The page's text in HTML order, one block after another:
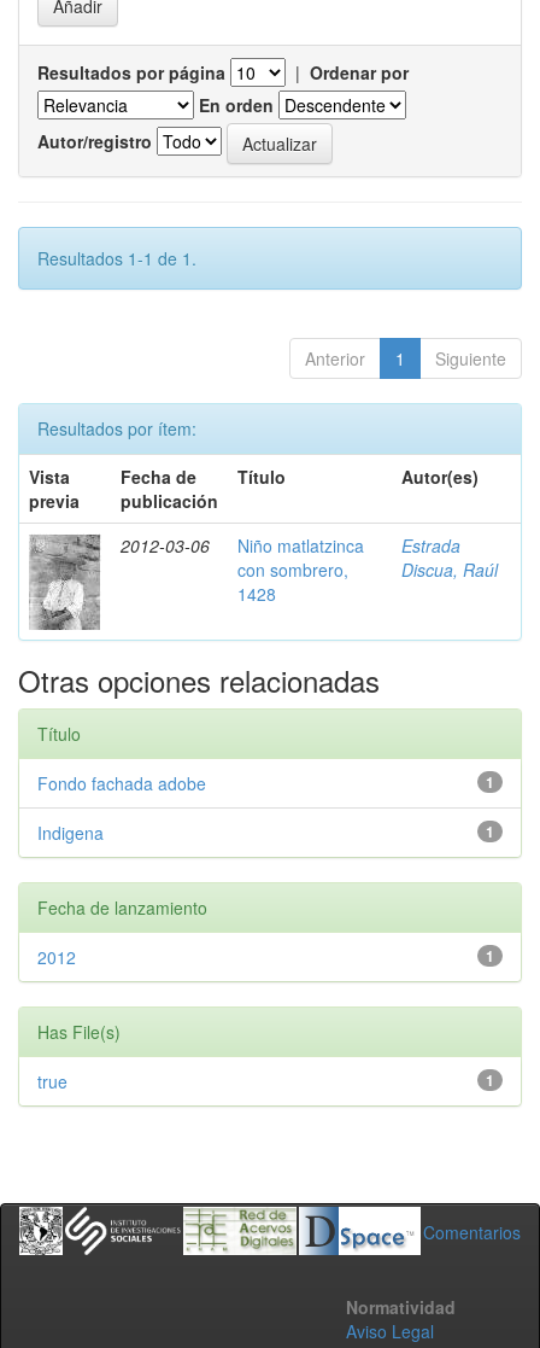
Resultados por página | Ordenar por
En orden
Autor/registro
Resultados 1-1 de 1.
Anterior 1 Siguiente
Resultados por ítem:
Vista
previa
Fecha de
publicación
Título Autor(es)
2012-03-06
Niño matlatzinca
con sombrero,
1428
Estrada
Discua, Raúl
Otras opciones relacionadas
Título
1
Fondo fachada adobe
1
Indigena
Fecha de lanzamiento
1
2012
Has File(s)
1
true
Comentarios
Normatividad
Aviso Legal